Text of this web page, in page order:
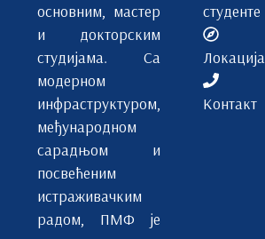
основним, мастер
и докторским
студијама. Са
модерном
инфраструктуром,
међународном
сарадњом и
посвећеним
истраживачким
радом, ПМФ је
студенте
Локација
Контакт